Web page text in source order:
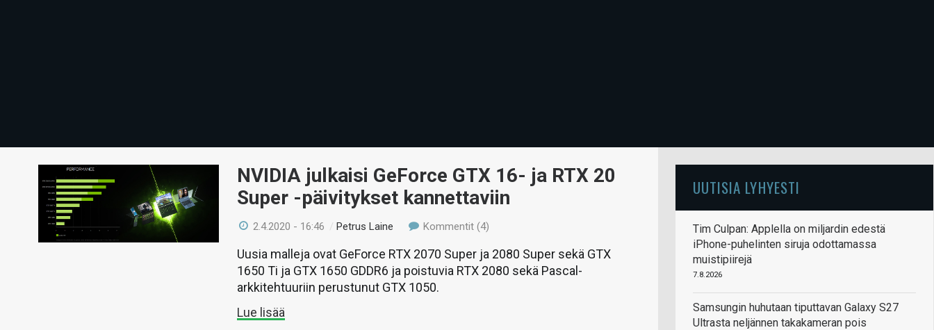
NVIDIA julkaisi GeForce GTX 16- ja RTX 20
Super -päivitykset kannettaviin
2.4.2020 - 16:46 /Petrus Laine Kommentit (4)
Uusia malleja ovat GeForce RTX 2070 Super ja 2080 Super sekä GTX
1650 Ti ja GTX 1650 GDDR6 ja poistuvia RTX 2080 sekä Pascal-
arkkitehtuuriin perustunut GTX 1050.
Lue lisää
UUTISIA LYHYESTI
Tim Culpan: Applella on miljardin edestä
iPhone-puhelinten siruja odottamassa
muistipiirejä
7.8.2026
Samsungin huhutaan tiputtavan Galaxy S27
Ultrasta neljännen takakameran pois